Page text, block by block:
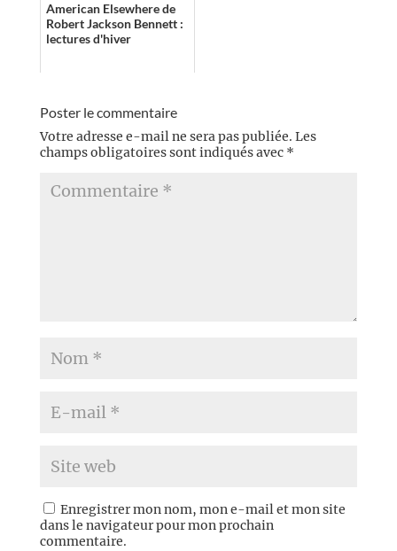
American Elsewhere de
Robert Jackson Bennett :
lectures d'hiver
Poster le commentaire
Votre adresse e-mail ne sera pas publiée. Les
champs obligatoires sont indiqués avec *
Enregistrer mon nom, mon e-mail et mon site
dans le navigateur pour mon prochain
commentaire.